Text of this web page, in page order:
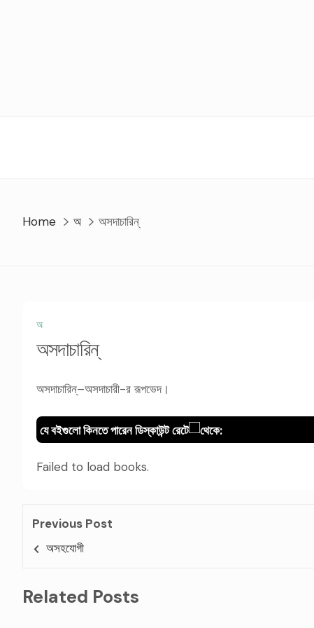
Home অ অসদাচারিন্
অ
অসদাচারিন্
অসদাচারিন্–অসদাচারী-র রূপভেদ।
যে বইগুলো কিনতে পারেন ডিস্কাউন্ট রেটে থেকে:
Failed to load books.
Previous Post
অসহযোগী
Related Posts